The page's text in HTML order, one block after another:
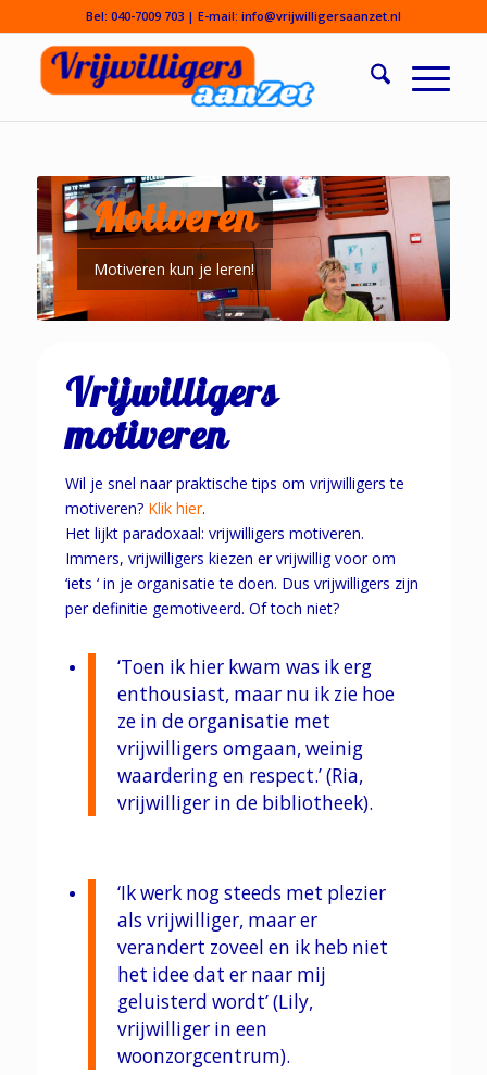
Bel: 040-7009 703| E-mail: info@vrijwilligersaanzet.nl
Motiveren
Motiveren kun je leren!
Vrijwilligers
motiveren
Wil je snel naar praktische tips om vrijwilligers te
motiveren? Klik hier.
Het lijkt paradoxaal: vrijwilligers motiveren.
Immers, vrijwilligers kiezen er vrijwillig voor om
‘iets ‘ in je organisatie te doen. Dus vrijwilligers zijn
per definitie gemotiveerd. Of toch niet?
‘Toen ik hier kwam was ik erg
enthousiast, maar nu ik zie hoe
ze in de organisatie met
vrijwilligers omgaan, weinig
waardering en respect.’ (Ria,
vrijwilliger in de bibliotheek).
‘Ik werk nog steeds met plezier
als vrijwilliger, maar er
verandert zoveel en ik heb niet
het idee dat er naar mij
geluisterd wordt’ (Lily,
vrijwilliger in een
woonzorgcentrum).